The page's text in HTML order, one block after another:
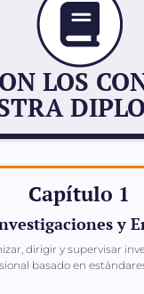
LOS
Capítulo 1
y
dirigir y supervisar
basado en